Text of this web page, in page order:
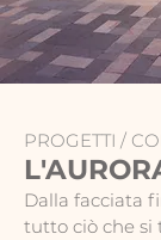
PROGETTI /
Dalla facciata
tutto ciò che si